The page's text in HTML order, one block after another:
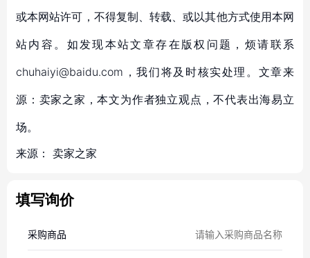
或本网站许可，不得复制、转载、或以其他方式使用本网
站内容。如发现本站文章存在版权问题，烦请联系
chuhaiyi@baidu.com，我们将及时核实处理。文章来
源：卖家之家，本文为作者独立观点，不代表出海易立
场。
来源： 卖家之家
填写询价